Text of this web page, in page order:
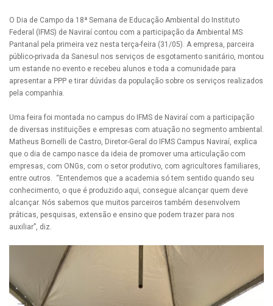
O Dia de Campo da 18ª Semana de Educação Ambiental do Instituto
Federal (IFMS) de Naviraí contou com a participação da Ambiental MS
Pantanal pela primeira vez nesta terça-feira (31/05). A empresa, parceira
público-privada da Sanesul nos serviços de esgotamento sanitário, montou
um estande no evento e recebeu alunos e toda a comunidade para
apresentar a PPP e tirar dúvidas da população sobre os serviços realizados
pela companhia.
Uma feira foi montada no campus do IFMS de Naviraí com a participação
de diversas instituições e empresas com atuação no segmento ambiental.
Matheus Bornelli de Castro, Diretor-Geral do IFMS Campus Naviraí, explica
que o dia de campo nasce da ideia de promover uma articulação com
empresas, com ONGs, com o setor produtivo, com agricultores familiares,
entre outros. “Entendemos que a academia só tem sentido quando seu
conhecimento, o que é produzido aqui, consegue alcançar quem deve
alcançar. Nós sabemos que muitos parceiros também desenvolvem
práticas, pesquisas, extensão e ensino que podem trazer para nos
auxiliar”, diz.